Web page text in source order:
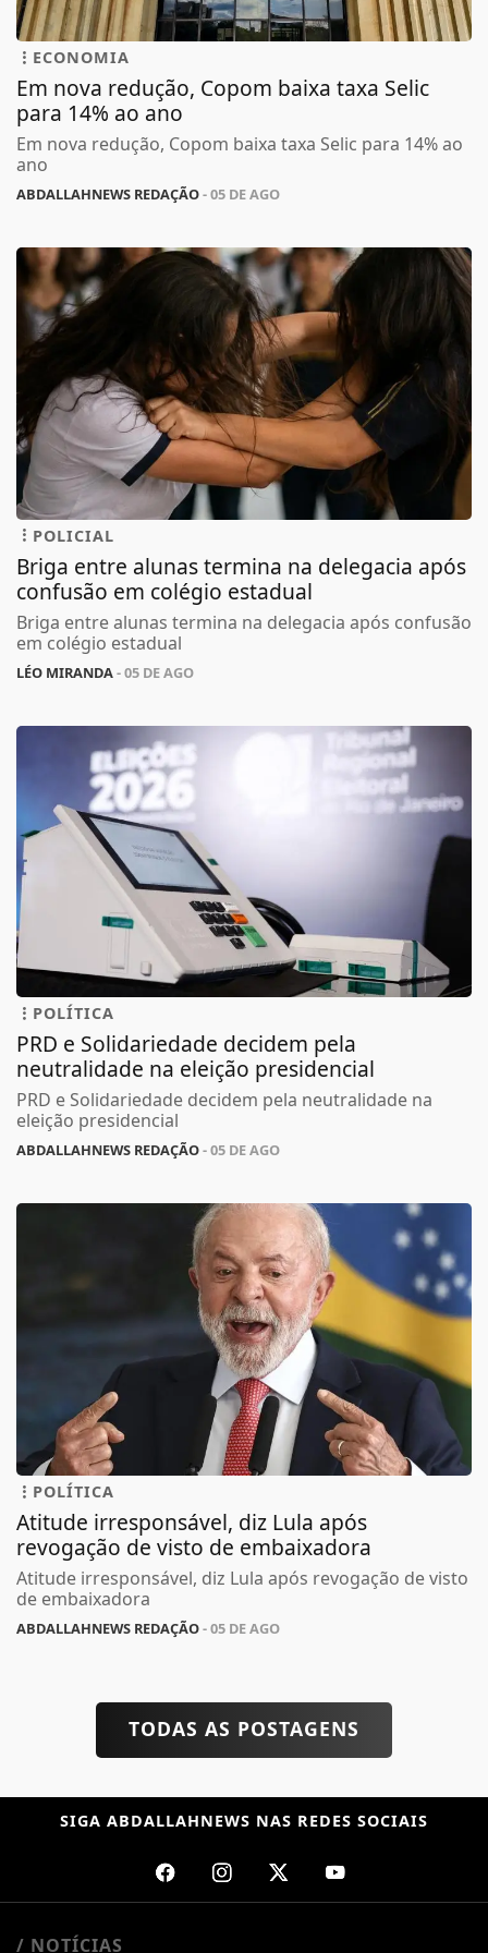
ECONOMIA
Em nova redução, Copom baixa taxa Selic
para 14% ao ano
Em nova redução, Copom baixa taxa Selic para 14% ao
ano
ABDALLAHNEWS REDAÇÃO- 05 DE AGO
POLICIAL
Briga entre alunas termina na delegacia após
confusão em colégio estadual
Briga entre alunas termina na delegacia após confusão
em colégio estadual
LÉO MIRANDA- 05 DE AGO
POLÍTICA
PRD e Solidariedade decidem pela
neutralidade na eleição presidencial
PRD e Solidariedade decidem pela neutralidade na
eleição presidencial
ABDALLAHNEWS REDAÇÃO- 05 DE AGO
POLÍTICA
Atitude irresponsável, diz Lula após
revogação de visto de embaixadora
Atitude irresponsável, diz Lula após revogação de visto
de embaixadora
ABDALLAHNEWS REDAÇÃO- 05 DE AGO
TODAS AS POSTAGENS
SIGA ABDALLAHNEWS NAS REDES SOCIAIS
/ NOTÍCIAS